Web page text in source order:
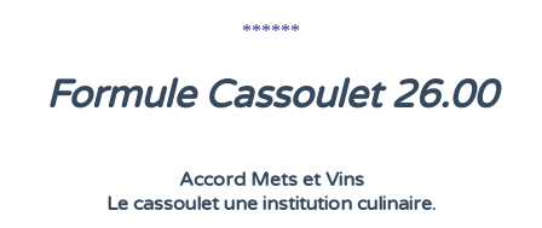
******
Formule Cassoulet 26.00
Accord Mets et Vins
Le cassoulet une institution culinaire.